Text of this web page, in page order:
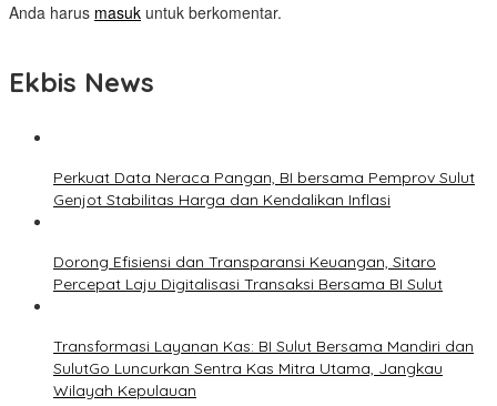
Anda harus masuk untuk berkomentar.
Ekbis News
Perkuat Data Neraca Pangan, BI bersama Pemprov Sulut
Genjot Stabilitas Harga dan Kendalikan Inflasi
Dorong Efisiensi dan Transparansi Keuangan, Sitaro
Percepat Laju Digitalisasi Transaksi Bersama BI Sulut
Transformasi Layanan Kas: BI Sulut Bersama Mandiri dan
SulutGo Luncurkan Sentra Kas Mitra Utama, Jangkau
Wilayah Kepulauan